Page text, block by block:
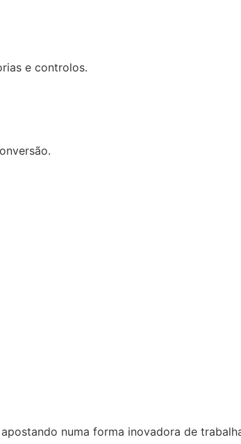
e controlos.
numa forma inovadora de